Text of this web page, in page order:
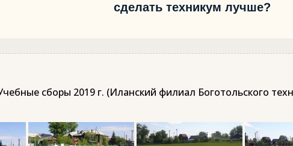
сделать техникум лучше?
сборы 2019 г. (Иланский филиал Боготольского